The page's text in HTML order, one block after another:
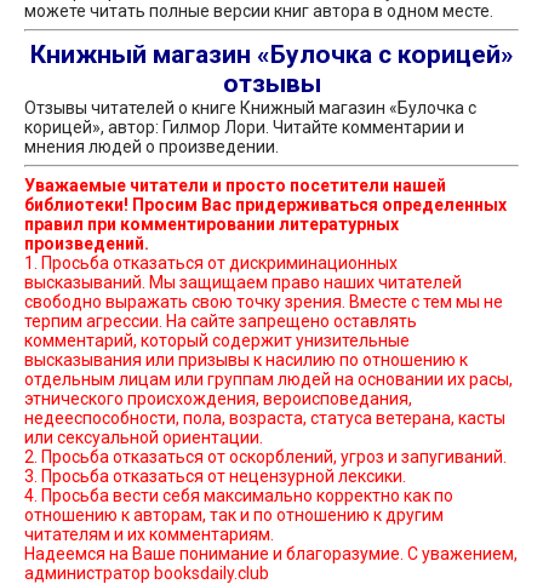
можете читать полные версии книг автора в одном месте.
Книжный магазин «Булочка с корицей»
отзывы
Отзывы читателей о книге Книжный магазин «Булочка с
корицей», автор: Гилмор Лори. Читайте комментарии и
мнения людей о произведении.
Уважаемые читатели и просто посетители нашей
библиотеки! Просим Вас придерживаться определенных
правил при комментировании литературных
произведений.
1. Просьба отказаться от дискриминационных
высказываний. Мы защищаем право наших читателей
свободно выражать свою точку зрения. Вместе с тем мы не
терпим агрессии. На сайте запрещено оставлять
комментарий, который содержит унизительные
высказывания или призывы к насилию по отношению к
отдельным лицам или группам людей на основании их расы,
этнического происхождения, вероисповедания,
недееспособности, пола, возраста, статуса ветерана, касты
или сексуальной ориентации.
2. Просьба отказаться от оскорблений, угроз и запугиваний.
3. Просьба отказаться от нецензурной лексики.
4. Просьба вести себя максимально корректно как по
отношению к авторам, так и по отношению к другим
читателям и их комментариям.
Надеемся на Ваше понимание и благоразумие. С уважением,
администратор booksdaily.club